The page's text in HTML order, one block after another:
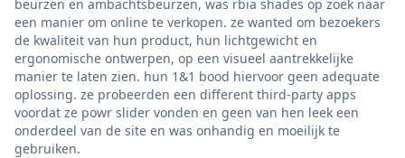
beurzen en ambachtsbeurzen, was rbia shades op zoek naar
een manier om online te verkopen. ze wanted om bezoekers
de kwaliteit van hun product, hun lichtgewicht en
ergonomische ontwerpen, op een visueel aantrekkelijke
manier te laten zien. hun 1&1 bood hiervoor geen adequate
oplossing. ze probeerden een different third-party apps
voordat ze powr slider vonden en geen van hen leek een
onderdeel van de site en was onhandig en moeilijk te
gebruiken.